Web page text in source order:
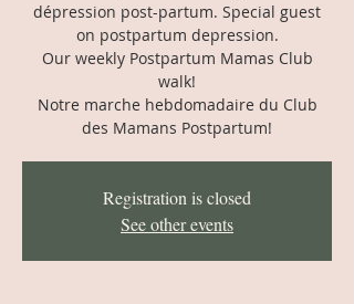
dépression post-partum. Special guest
on postpartum depression.
Our weekly Postpartum Mamas Club
walk!
Notre marche hebdomadaire du Club
des Mamans Postpartum!
Registration is closed
See other events